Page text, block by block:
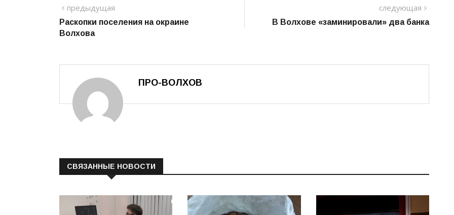
Навигация
по
предыдущая
Раскопки поселения на окраине
Волхова
следующая
пост
В Волхове «заминировали» два банка
ПРО-ВОЛХОВ
СВЯЗАННЫЕ НОВОСТИ